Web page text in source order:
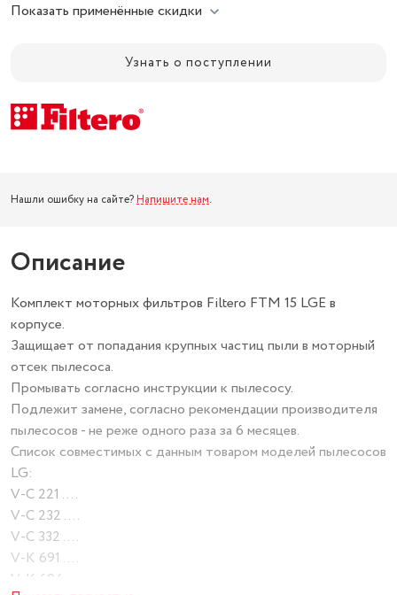
Показать применённые скидки
Узнать о поступлении
Нашли ошибку на сайте? Напишите нам.
Описание
Комплект моторных фильтров Filtero FTM 15 LGE в
корпусе.
Защищает от попадания крупных частиц пыли в моторный
отсек пылесоса.
Промывать согласно инструкции к пылесосу.
Подлежит замене, согласно рекомендации производителя
пылесосов - не реже одного раза за 6 месяцев.
Список совместимых с данным товаром моделей пылесосов
LG:
V-C 221 ....
V-C 232 ....
V-C 332 ....
V-K 691 ....
V-K 694 ....